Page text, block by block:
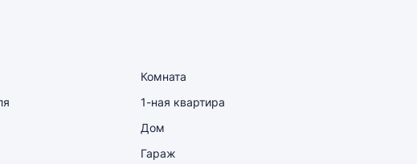
Комната
1-ная квартира
Дом
Гараж